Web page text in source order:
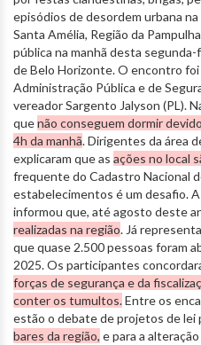
episódios de desordem urbana
Santa Amélia, Região da
pública na manhã desta segunda-
de Belo Horizonte. O encontro
Administração Pública e de
vereador Sargento Jalyson (PL).
quenão conseguem dormir
4h da manhã. Dirigentes da área
explicaram que as ações no local
frequente do Cadastro Nacional
estabelecimentos é um desafio.
informou que, até agosto deste
realizadas na região. Já
que quase 2.500 pessoas foram
2025. Os participantes
forças de segurança e da
conter os tumultos.Entre os
estão o debate de projetos de lei
bares da região, e para a